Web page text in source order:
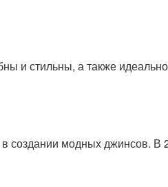
и стильны, а также
создании модных джинсов. В